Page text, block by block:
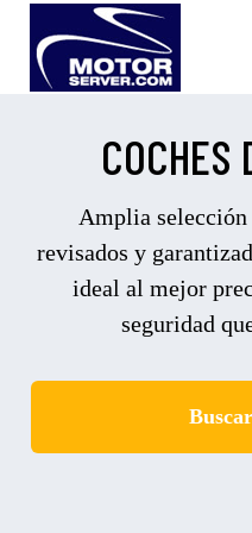
COCHES
Amplia selección
revisados y
ideal al mejor
seguridad